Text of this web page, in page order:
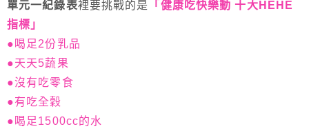
單元一紀錄表裡要挑戰的是
「健康吃快樂動 十大HEHE
指標」
●喝足2份乳品
●天天5蔬果
●沒有吃零食
●有吃全穀
●喝足1500cc的水